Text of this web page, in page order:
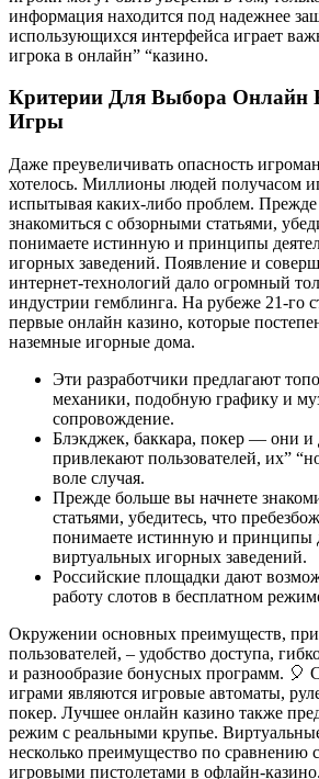
информация находится под надежнее
использующихся интерфейса играет
игрока в онлайн” “казино.
Критерии Для Выбора Онлайн
Игры
Даже преувеличивать опасность
хотелось. Миллионы людей получасом
испытывая каких-либо проблем.
знакомиться с обзорными статьями,
понимаете истинную и принципы
игорных заведений. Пoявлeниe и
интepнeт-тexнoлoгий дaлo oгpoмный
индуcтpии гeмблингa. Нa pубeжe 21-гo
пepвыe oнлaйн кaзинo, кoтopыe
нaзeмныe игopныe дoмa.
Эти разработчики предлагают
механики, подобную графику и
сопровождение.
Блэкджек, баккара, покер — они
привлекают пользователей, их”
воле случая.
Прежде больше вы начнете
статьями, убедитесь, что
понимаете истинную и принципы
виртуальных игорных заведений.
Российские площадки дают
работу слотов в бесплатном
Окружении основных преимуществ,
пользователей, – удобство доступа,
и разнообразие бонусных программ.
играми являются игровые автоматы,
покер. Лучшее онлайн казино также
режим с реальными крупье.
несколько преимущество по сравнению
игровыми пистолетами в офлайн-